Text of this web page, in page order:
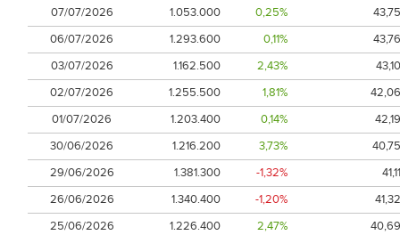
07/07/2026
1.053.000 0,25%
43,75
06/07/2026
1.293.600 0,11%
43,76
03/07/2026
1.162.500 2,43%
43,10
02/07/2026
1.255.500 1,81%
42,06
01/07/2026
1.203.400 0,14%
42,19
30/06/2026
1.216.200 3,73%
40,75
29/06/2026
1.381.300 -1,32%
41,11
26/06/2026
1.340.400 -1,20%
41,32
25/06/2026
1.226.400 2,47%
40,69